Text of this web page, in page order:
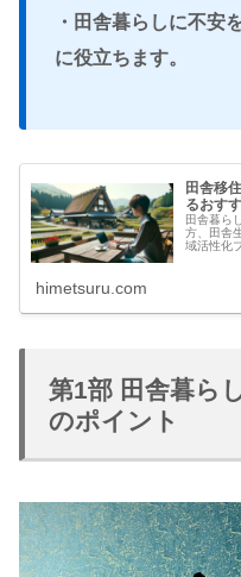
・田舎暮らしに不安
に役立ちます。
田舎移
るおす
田舎暮ら
方、田舎
域活性化
himetsuru.com
第1部 田舎暮ら
のポイント